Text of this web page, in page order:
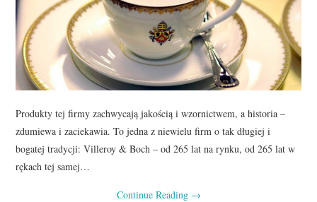
Produkty tej firmy zachwycają jakością i wzornictwem, a historia –
zdumiewa i zaciekawia. To jedna z niewielu firm o tak długiej i
bogatej tradycji: Villeroy & Boch – od 265 lat na rynku, od 265 lat w
rękach tej samej…
Continue Reading →